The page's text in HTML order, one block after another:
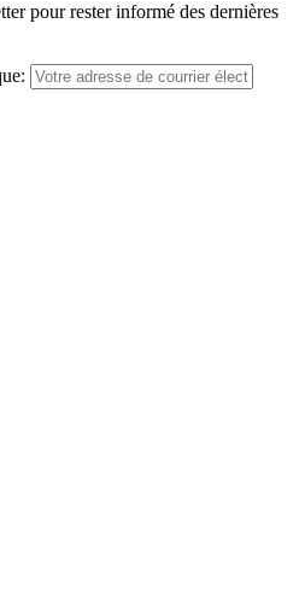
pour rester informé des dernières